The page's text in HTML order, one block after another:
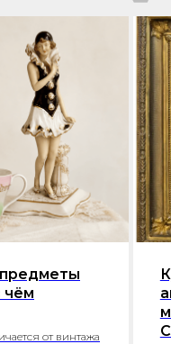
чём
от винтажа